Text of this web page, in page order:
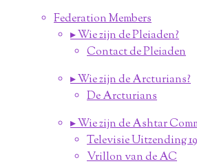
Federation Members
▸ Wie zijn de Pleiaden?
Contact de Pleiaden
▸ Wie zijn de Arcturians?
De Arcturians
▸ Wie zijn de Ashtar
Televisie Uitzending
Vrillon van de AC